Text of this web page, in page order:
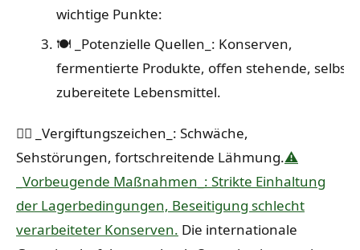
wichtige Punkte:
🍽️ _Potenzielle Quellen_: Konserven,
fermentierte Produkte, offen stehende, selbst
zubereitete Lebensmittel.
🕵️‍♂️ _Vergiftungszeichen_: Schwäche,
Sehstörungen, fortschreitende Lähmung.⚠️
_Vorbeugende Maßnahmen_: Strikte Einhaltung
der Lagerbedingungen, Beseitigung schlecht
verarbeiteter Konserven. Die internationale